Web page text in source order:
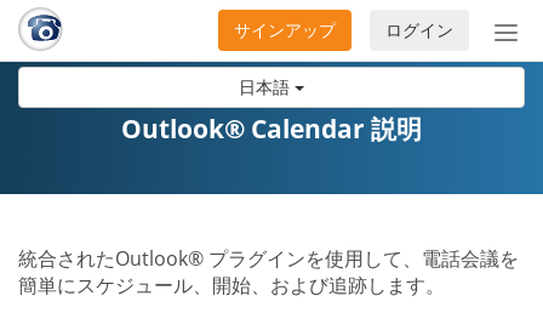
日本語
ナ
ビ
開
ログイン
サインアップ
Outlook® Calendar 説明
統合されたOutlook® プラグインを使用して、電話会議を
簡単にスケジュール、開始、および追跡します。